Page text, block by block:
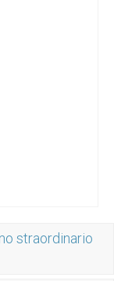
straordinario